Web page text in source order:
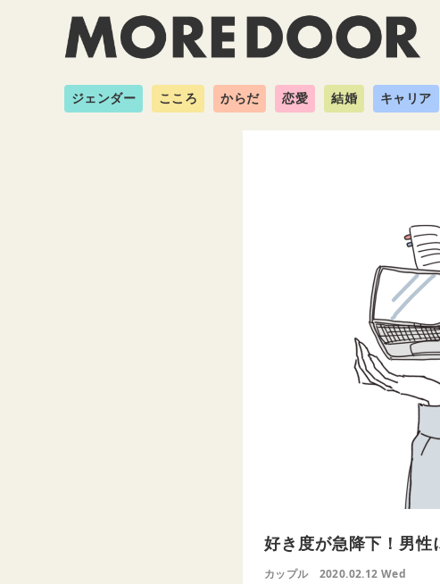
ジェンダー こころ からだ 恋愛 結婚 キャリア
好き度が急降下！男
カップル 2020.02.12 Wed